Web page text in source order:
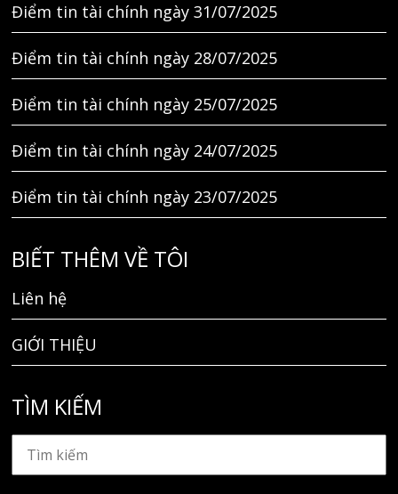
Điểm tin tài chính ngày 31/07/2025
Điểm tin tài chính ngày 28/07/2025
Điểm tin tài chính ngày 25/07/2025
Điểm tin tài chính ngày 24/07/2025
Điểm tin tài chính ngày 23/07/2025
BIẾT THÊM VỀ TÔI
Liên hệ
GIỚI THIỆU
TÌM KIẾM